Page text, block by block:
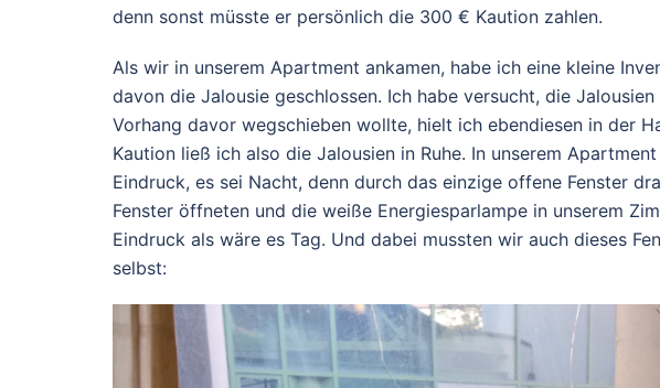
denn sonst müsste er persönlich die 300 € Kaution zahlen.
Als wir in unserem Apartment ankamen, habe ich eine kleine
davon die Jalousie geschlossen. Ich habe versucht, die
Vorhang davor wegschieben wollte, hielt ich ebendiesen in der
Kaution ließ ich also die Jalousien in Ruhe. In unserem
Eindruck, es sei Nacht, denn durch das einzige offene Fenster
Fenster öffneten und die weiße Energiesparlampe in unserem
Eindruck als wäre es Tag. Und dabei mussten wir auch dieses
selbst: